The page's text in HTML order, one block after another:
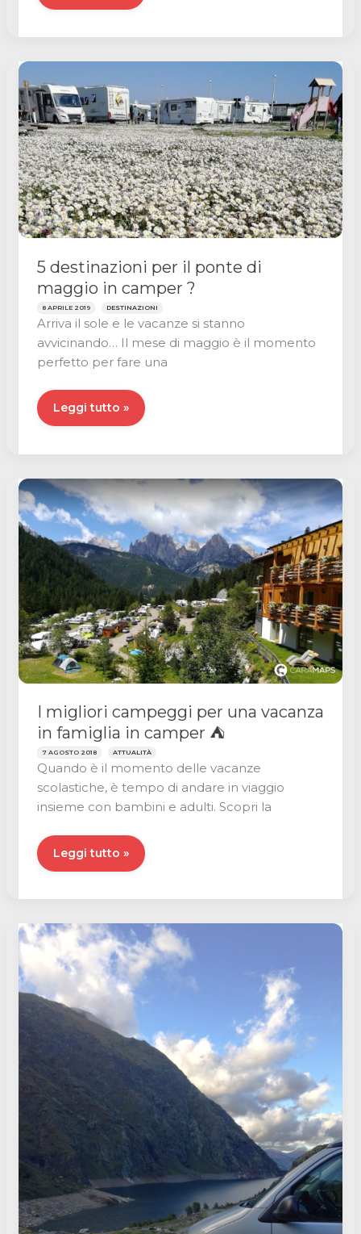
a
5 destinazioni per il ponte di
maggio in camper ?
8 APRILE 2019 DESTINAZIONI
Arriva il sole e le vacanze si stanno
avvicinando… Il mese di maggio è il momento
perfetto per fare una
5
destinazioni
ponte
di
maggio
in
camper
?
Leggi tutto »
I migliori campeggi per una vacanza
in famiglia in camper ⛺
7 AGOSTO 2018 ATTUALITÀ
Quando è il momento delle vacanze
scolastiche, è tempo di andare in viaggio
insieme con bambini e adulti. Scopri la
I
migliori
una
vacanza
in
famiglia
in
camper
Leggi tutto »